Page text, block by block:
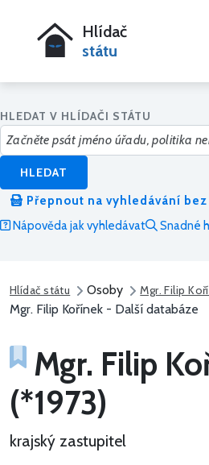
Hlídač
státu
HLEDAT V HLÍDAČI STÁTU
HLEDAT
Přepnout na vyhledávání bez
Nápověda jak vyhledávat
Snadné
Hlídač státu Osoby Mgr. Filip
Mgr. Filip Kořínek - Další databáze
Mgr. Filip
(*1973)
krajský zastupitel